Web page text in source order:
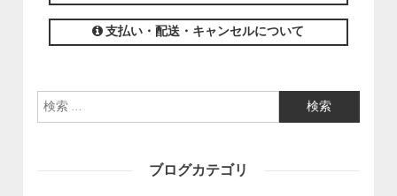
支払い・配送・キャンセルについて
検索:
ブログカテゴリ